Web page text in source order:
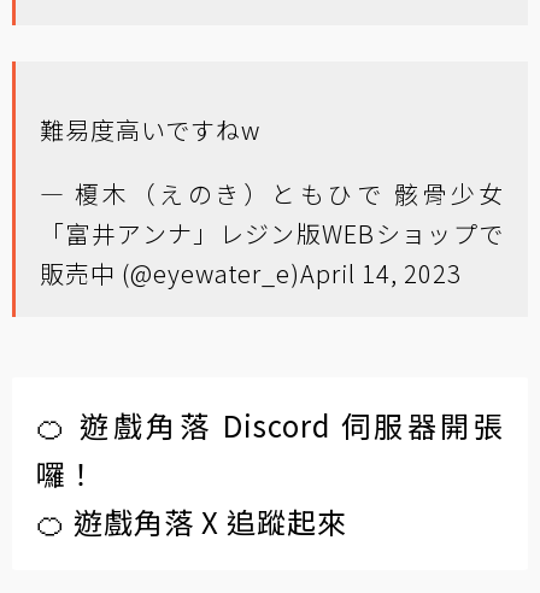
難易度高いですねw
— 榎木（えのき）ともひで 骸骨少女
「富井アンナ」レジン版WEBショップで
販売中 (@eyewater_e)April 14, 2023
🍊 遊戲角落 Discord 伺服器開張
囉！
🍊 遊戲角落 X 追蹤起來